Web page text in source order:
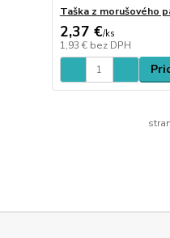
Taška z morušového
2,37 €/ks
1,93 € bez DPH